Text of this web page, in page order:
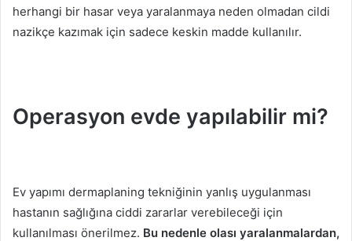
herhangi bir hasar veya yaralanmaya neden olmadan cildi
nazikçe kazımak için sadece keskin madde kullanılır.
Operasyon evde yapılabilir mi?
Ev yapımı dermaplaning tekniğinin yanlış uygulanması
hastanın sağlığına ciddi zararlar verebileceği için
kullanılması önerilmez. Bu nedenle olası yaralanmalardan,